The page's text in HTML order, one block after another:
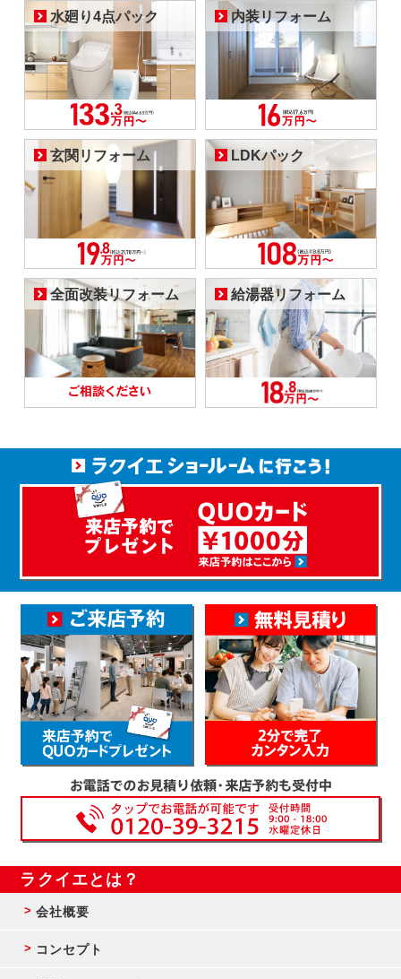
水廻り4点パック 内装リフォーム
玄関リフォーム LDKパック
全面改装リフォーム 給湯器リフォーム
ラクイエとは？
会社概要
コンセプト